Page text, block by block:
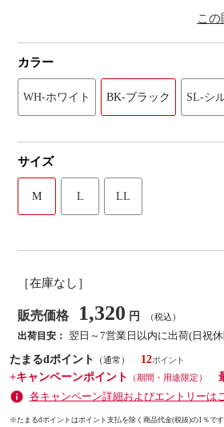
こ
カラー
WH-ホワイト BK-ブラック SL-シ
サイズ
M L LL
［在庫なし］
販売価格 1,320 円 （税込）
出荷目安： 翌日～7営業日以内に出荷(日祝
たまるdポイント
（通常）
12
+キャンペーンポイント
（期間・用途限定）
各キャンペーン詳細およびエントリーは
※たまるdポイントはポイント支払を除く商品代金(税抜)の1％です